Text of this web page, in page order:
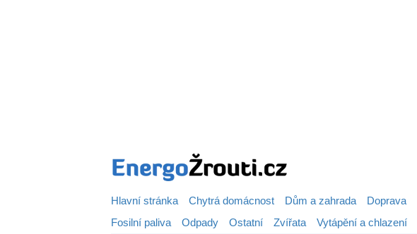
Hlavní stránka Chytrá domácnost Dům a zahrada Doprava
Fosilní paliva Odpady Ostatní Zvířata Vytápění a chlazení